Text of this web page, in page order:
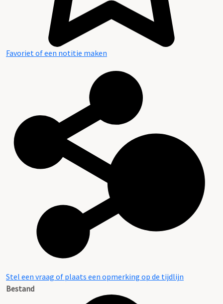
Favoriet of een notitie maken
Stel een vraag of plaats een opmerking op de tijdlijn
Bestand